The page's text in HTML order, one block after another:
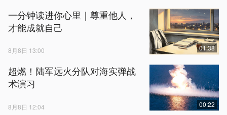
一分钟读进你心里｜尊重他人，
才能成就自己
8月8日 13:00 01:38
超燃！陆军远火分队对海实弹战
术演习
8月8日 12:04 00:22